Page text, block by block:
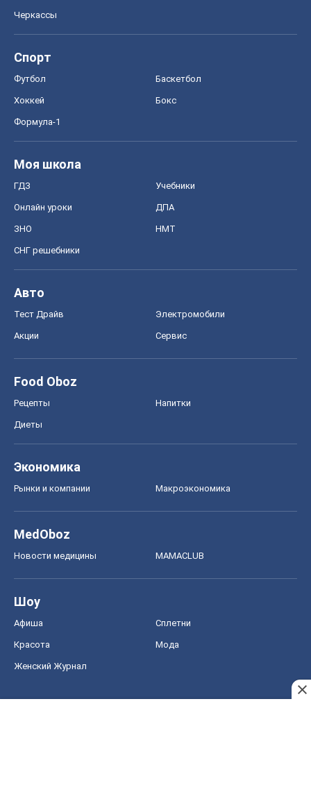
Черкассы
Спорт
Футбол Баскетбол
Хоккей Бокс
Формула-1
Моя школа
ГДЗ Учебники
Онлайн уроки ДПА
ЗНО НМТ
СНГ решебники
Авто
Тест Драйв Электромобили
Акции Сервис
Food Oboz
Рецепты Напитки
Диеты
Экономика
Рынки и компании Mакроэкономика
MedOboz
Новости медицины MAMACLUB
Шоу
Афиша Сплетни
Красота Мода
Женский Журнал